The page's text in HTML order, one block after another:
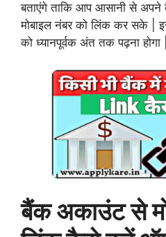
बताएंगे ताकि आप आसानी से
मोबाइल नंबर को लिंक कर सके |
को ध्यानपूर्वक अंत तक पढ़ना होगा |
बैंक अकाउंट से